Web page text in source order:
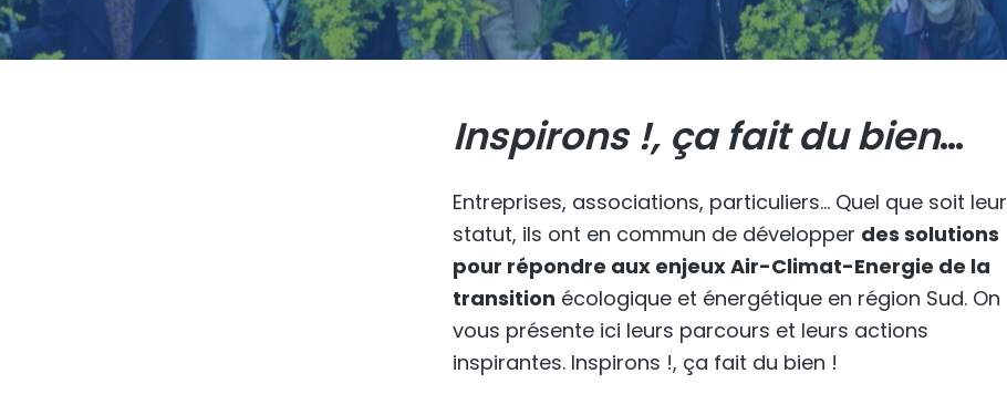
Inspirons !, ça fait du bien…
Entreprises, associations, particuliers… Quel que soit leur
statut, ils ont en commun de développer des solutions
pour répondre aux enjeux Air-Climat-Energie de la
transition écologique et énergétique en région Sud. On
vous présente ici leurs parcours et leurs actions
inspirantes. Inspirons !, ça fait du bien !